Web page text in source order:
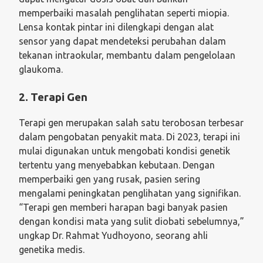
memperbaiki masalah penglihatan seperti miopia.
Lensa kontak pintar ini dilengkapi dengan alat
sensor yang dapat mendeteksi perubahan dalam
tekanan intraokular, membantu dalam pengelolaan
glaukoma.
2. Terapi Gen
Terapi gen merupakan salah satu terobosan terbesar
dalam pengobatan penyakit mata. Di 2023, terapi ini
mulai digunakan untuk mengobati kondisi genetik
tertentu yang menyebabkan kebutaan. Dengan
memperbaiki gen yang rusak, pasien sering
mengalami peningkatan penglihatan yang signifikan.
“Terapi gen memberi harapan bagi banyak pasien
dengan kondisi mata yang sulit diobati sebelumnya,”
ungkap Dr. Rahmat Yudhoyono, seorang ahli
genetika medis.